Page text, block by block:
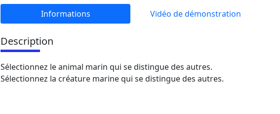
Informations Vidéo de démonstration
Description
Sélectionnez le animal marin qui se distingue des autres.
Sélectionnez la créature marine qui se distingue des autres.